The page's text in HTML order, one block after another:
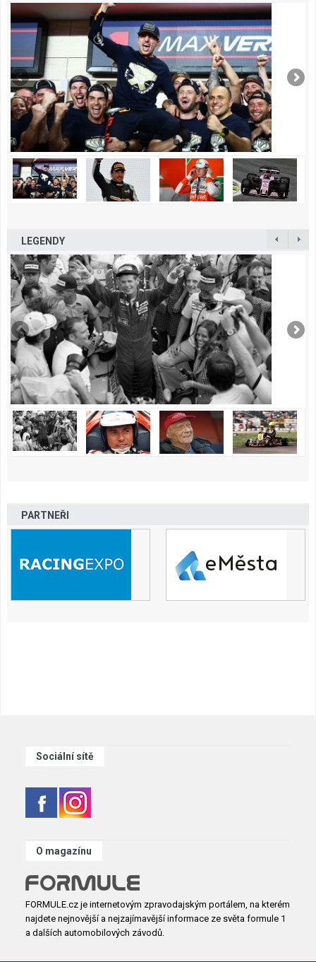
LEGENDY
PARTNEŘI
Sociální sítě
O magazínu
FORMULE.cz je internetovým zpravodajským portálem, na kterém
najdete nejnovější a nejzajímavější informace ze světa formule 1
a dalších automobilových závodů.